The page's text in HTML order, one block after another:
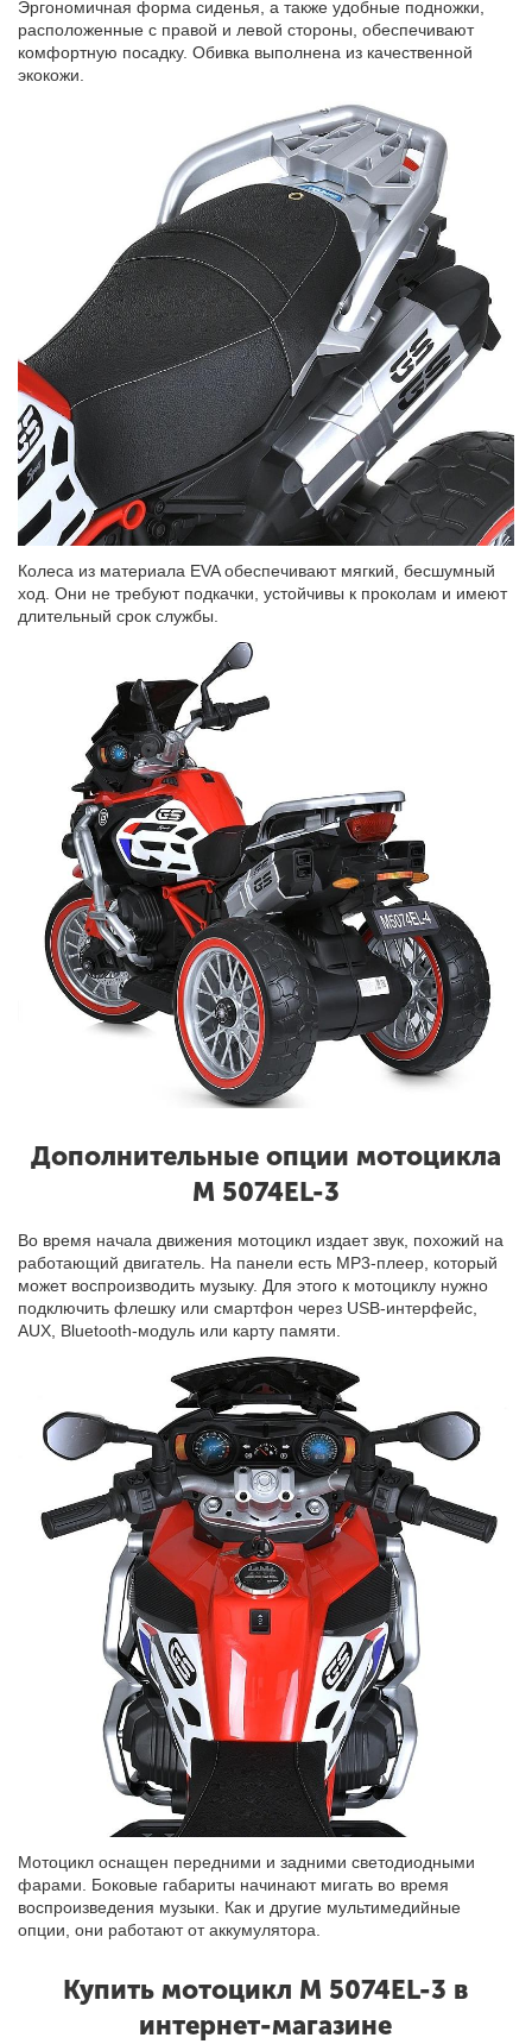
Эргономичная форма сиденья, а также удобные подножки,
расположенные с правой и левой стороны обеспечивают
комфортную посадку. Обивка выполнена из качественной
экокожи.
Колеса из материала EVA обеспечивают мягкий, бесшумный
ход. Они не требуют подкачки, устойчивы к проколам и имеют
длительный срок службы.
Дополнительные опции мотоцикла
M 5074EL-3
Во время начала движения мотоцикл издает звук, похожий на
работающий двигатель . На панели есть MP3-плеер, который
может воспроизводить музыку. Для этого к мотоциклу нужно
подключить флешку или смартфон через USB-интерфейс,
AUX, Bluetooth-модуль или карту памяти.
Мотоцикл оснащен передними и задними светодиодными
фарами. Боковые габариты начинают мигать во время
воспроизведения музыки. Как и другие мультимедийные
опции, они работают от аккумулятора.
Купить мотоцикл M 5074EL-3 в
интернет-магазине